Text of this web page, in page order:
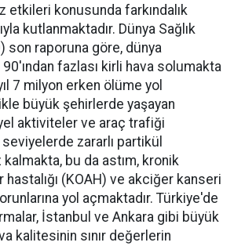
etkileri konusunda farkındalık
kutlanmaktadır. Dünya Sağlık
son raporuna göre, dünya
fazlası kirli hava solumakta
7 milyon erken ölüme yol
büyük şehirlerde yaşayan
aktiviteler ve araç trafiği
zararlı partikül
bu da astım, kronik
(KOAH) ve akciğer kanseri
yol açmaktadır. Türkiye'de
İstanbul ve Ankara gibi büyük
kalitesinin sınır değerlerin